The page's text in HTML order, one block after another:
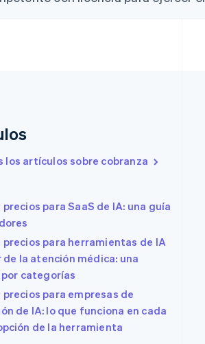
los artículos sobre cobranza
para SaaS de IA: una guía
precios para herramientas de IA
de la atención médica: una
categorías
precios para empresas de
de IA: lo que funciona en cada
de la herramienta